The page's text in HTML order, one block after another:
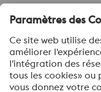
Ville *
Pays *